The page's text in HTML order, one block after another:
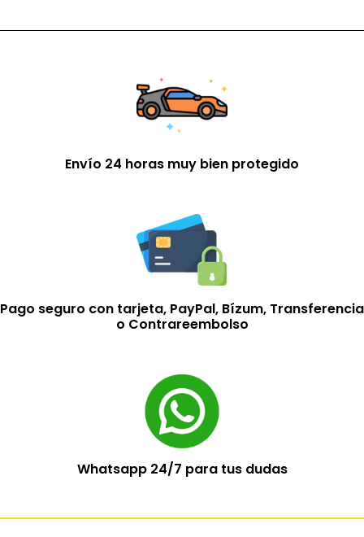
Envío 24 horas muy bien protegido
Pago seguro con tarjeta, PayPal, Bízum, Transferencia
o Contrareembolso
Whatsapp 24/7 para tus dudas